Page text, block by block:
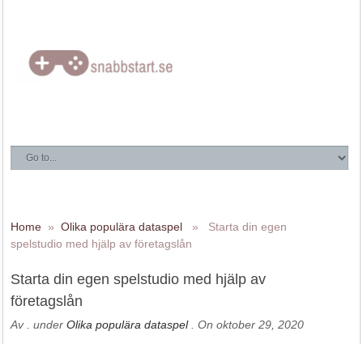
Home »Olika populära dataspel » Starta din egen
spelstudio med hjälp av företagslån
Starta din egen spelstudio med hjälp av
företagslån
Av . underOlika populära dataspel . On oktober 29, 2020